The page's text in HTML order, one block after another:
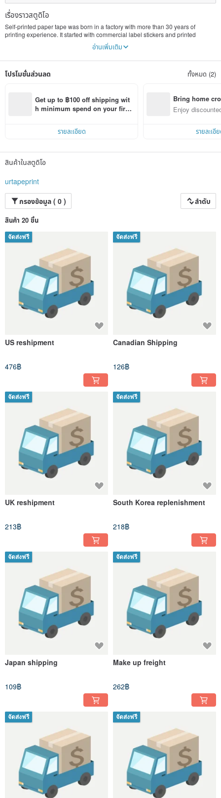
เรื่องราวสตูดิโอ
Self-printed paper tape was born in a factory with more than 30 years of
printing experience. It started with commercial label stickers and printed
product labels and stickers for countless brands. It was not until April 2015 that
it was handed over to the second generation and added paper labels. Tape
little thing close to life.
can easily own their own designed treasures with the minimum quantity!
Currently, there are two printing methods: general printing and UV special ink
printing. Additional processing methods include multi-color hot stamping foil
especially PET transparent material, which is favored by many. People are
อ่านเพิ่มเติม
โปรโมชั่นส่วนลด ทั้งหมด (2)
Get up to ฿100 off shipping wit
h minimum spend on your first
รายละเอียด
Bring home
n with ease
Enjoy
รายละเอี
สินค้าในสตูดิโอ
urtapeprint
กรองข้อมูล ( 0 )
ลำดับ
สินค้า 20 ชิ้น
จัดส่งฟรี
US reshipment
476฿
จัดส่งฟรี
Canadian Shipping
126฿
จัดส่งฟรี
UK reshipment
213฿
จัดส่งฟรี
South Korea replenishment
218฿
จัดส่งฟรี
Japan shipping
109฿
จัดส่งฟรี
Make up freight
262฿
จัดส่งฟรี จัดส่งฟรี